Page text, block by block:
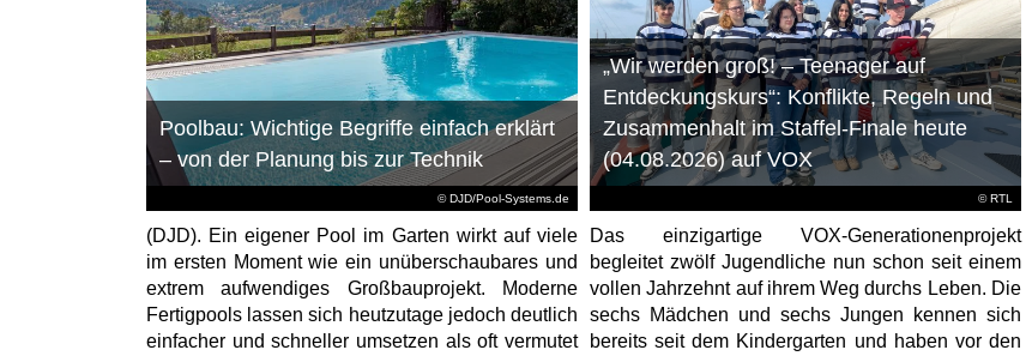
© DJD/Pool-Systems.de
Poolbau: Wichtige Begriffe einfach erklärt
– von der Planung bis zur Technik
(DJD). Ein eigener Pool im Garten wirkt auf viele
im ersten Moment wie ein unüberschaubares und
extrem aufwendiges Großbauprojekt. Moderne
Fertigpools lassen sich heutzutage jedoch deutlich
einfacher und schneller umsetzen als oft vermutet
© RTL
„Wir werden groß! – Teenager auf
Entdeckungskurs“: Konflikte, Regeln und
Zusammenhalt im Staffel-Finale heute
(04.08.2026) auf VOX
Das einzigartige VOX-Generationenprojekt
begleitet zwölf Jugendliche nun schon seit einem
vollen Jahrzehnt auf ihrem Weg durchs Leben. Die
sechs Mädchen und sechs Jungen kennen sich
bereits seit dem Kindergarten und haben vor den